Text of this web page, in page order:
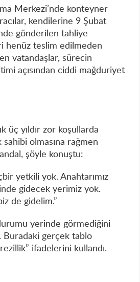
Merkezi’nde konteyner
kendilerine 9 Şubat
gönderilen tahliye
henüz teslim edilmeden
vatandaşlar, sürecin
açısından ciddi mağduriyet
üç yıldır zor koşullarda
olmasına rağmen
şöyle konuştu:
yetkili yok. Anahtarımız
gidecek yerimiz yok.
de gidelim.”
yerinde görmediğini
Buradaki gerçek tablo
ifadelerini kullandı.